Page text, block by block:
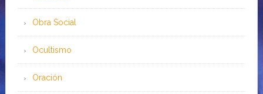
Obra Social
Ocultismo
Oración